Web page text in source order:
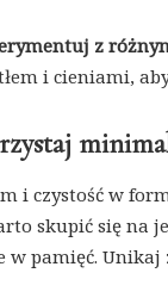
z
i cieniami,
i czystość w
skupić się na
w pamięć.